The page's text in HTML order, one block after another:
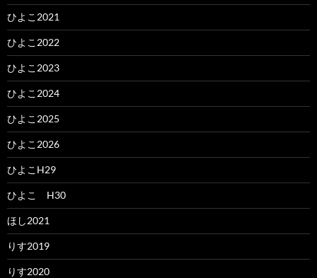
ひよこ2021
ひよこ2022
ひよこ2023
ひよこ2024
ひよこ2025
ひよこ2026
ひよこH29
ひよこ H30
ほし2021
りす2019
りす2020